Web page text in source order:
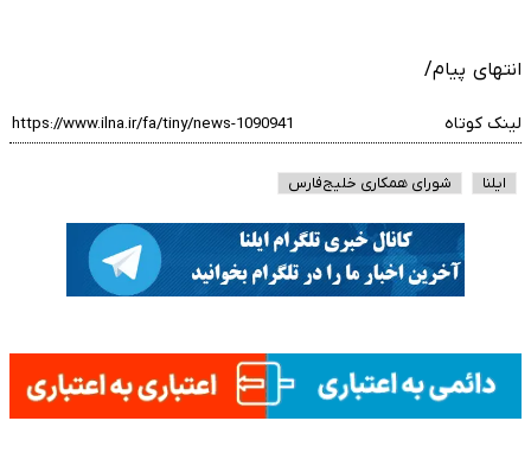
انتهای پیام/
لینک کوتاه
ایلنا شورای همکاری خلیج‌فارس